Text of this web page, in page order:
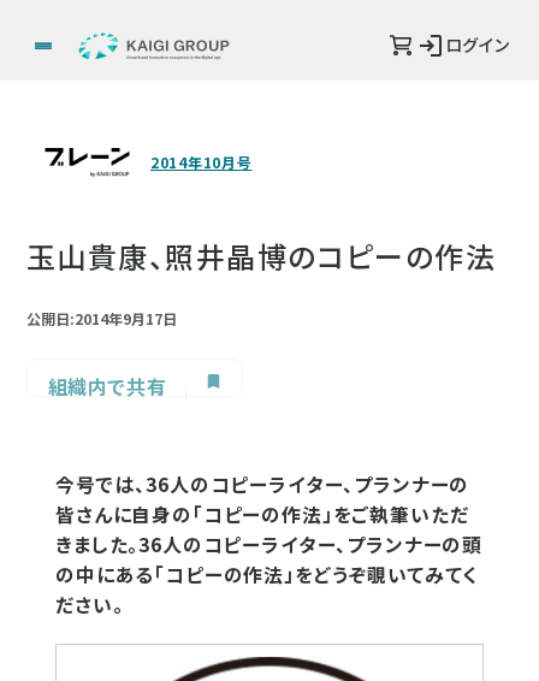
ログイン
2014年10月号
玉山貴康、照井晶博のコピーの作法
公開日:2014年9月17日
組織内で共有
今号では、36人のコピーライター、プランナーの
皆さんに自身の「コピーの作法」をご執筆いただ
きました。36人のコピーライター、プランナーの頭
の中にある「コピーの作法」をどうぞ覗いてみてく
ださい。